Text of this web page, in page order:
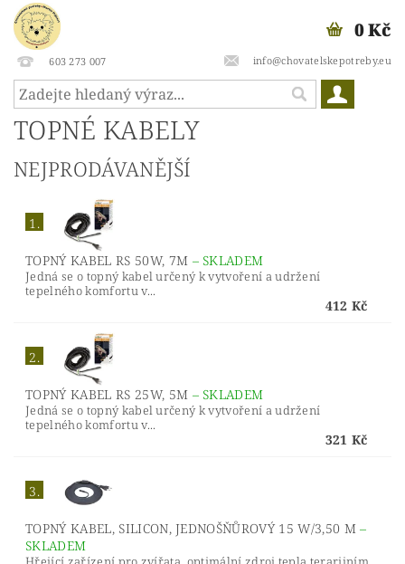
603 273 007 info@chovatelskepotreby.eu
0 Kč
TOPNÉ KABELY
NEJPRODÁVANĚJŠÍ
1.
TOPNÝ KABEL RS 50W, 7M – SKLADEM
Jedná se o topný kabel určený k vytvoření a udržení
tepelného komfortu v...
412 Kč
2.
TOPNÝ KABEL RS 25W, 5M – SKLADEM
Jedná se o topný kabel určený k vytvoření a udržení
tepelného komfortu v...
321 Kč
3.
TOPNÝ KABEL, SILICON, JEDNOŠŇŮROVÝ 15 W/3,50 M–
SKLADEM